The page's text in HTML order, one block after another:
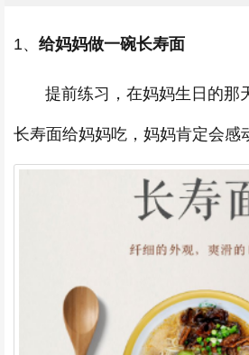
1、 给妈妈做一碗长寿面
提前练习，在妈妈生日的那
长寿面给妈妈吃，妈妈肯定会感